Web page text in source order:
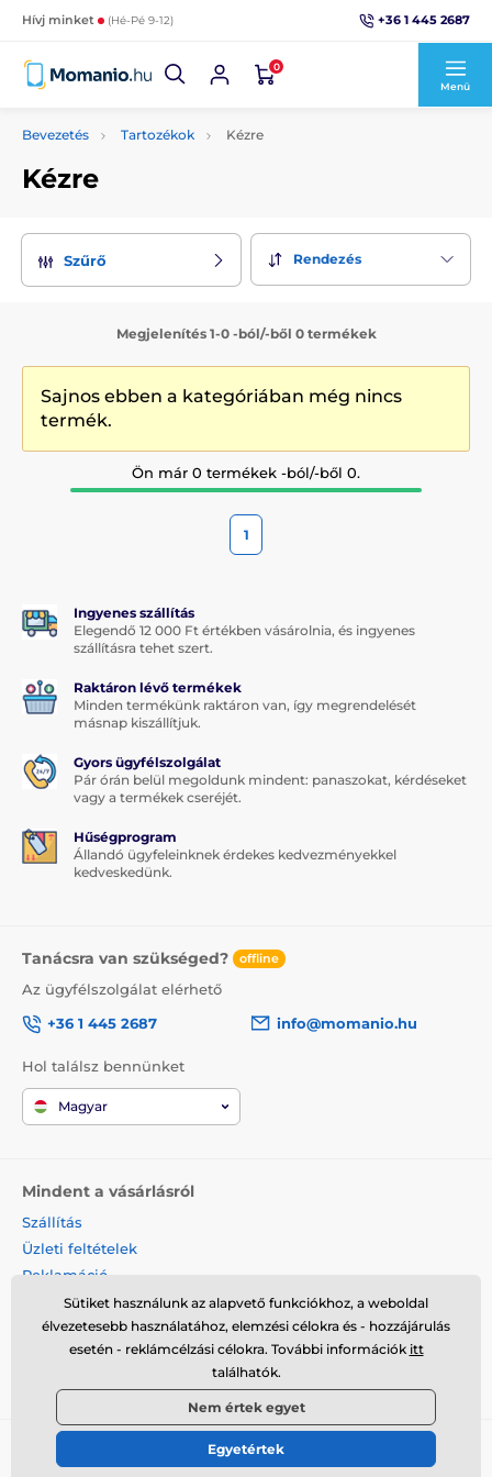
Hívj minket (Hé-Pé 9-12) +36 1 445 2687
0
Menü
Bevezetés Tartozékok Kézre
Kézre
Szűrő Rendezés
Megjelenítés 1-0 -ból/-ből 0 termékek
Sajnos ebben a kategóriában még nincs
termék.
Ön már 0 termékek -ból/-ből 0.
1
Ingyenes szállítás
Elegendő 12 000 Ft értékben vásárolnia, és ingyenes
szállításra tehet szert.
Raktáron lévő termékek
Minden termékünk raktáron van, így megrendelését
másnap kiszállítjuk.
Gyors ügyfélszolgálat
Pár órán belül megoldunk mindent: panaszokat, kérdéseket
vagy a termékek cseréjét.
Hűségprogram
Állandó ügyfeleinknek érdekes kedvezményekkel
kedveskedünk.
Tanácsra van szükséged? offline
Az ügyfélszolgálat elérhető
+36 1 445 2687
info@momanio.hu
Hol találsz bennünket
Magyar
Mindent a vásárlásról
Szállítás
Üzleti feltételek
Reklamáció
Termék visszaküldése
Termék cseréje
Cookies
© 2026 momanio.hu ⦁ Webshop szolgáltatónk a
Sütiket használunk az alapvető funkciókhoz, a weboldal
élvezetesebb használatához, elemzési célokra és - hozzájárulás
esetén - reklámcélzási célokra. További információk itt
találhatók.
Nem értek egyet
Egyetértek